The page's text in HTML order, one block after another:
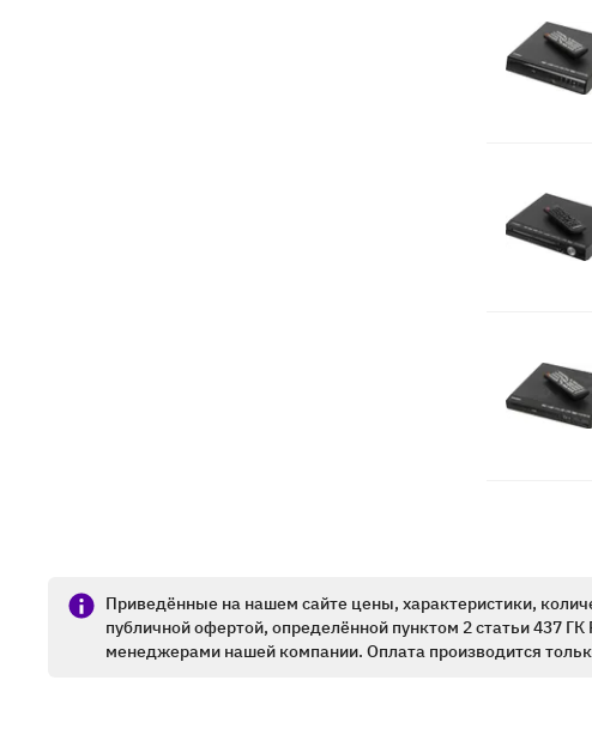
Приведённые на нашем сайте цены, характеристики,
публичной офертой, определённой пунктом 2 статьи 437
менеджерами нашей компании. Оплата производится